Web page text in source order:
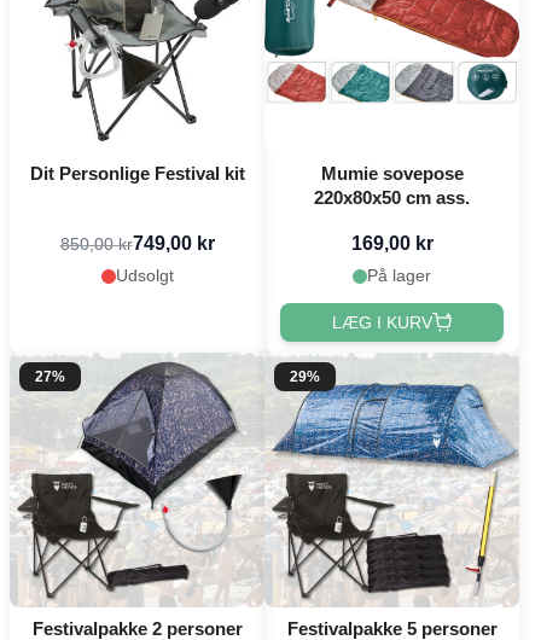
Dit Personlige Festival kit
850,00 kr749,00 kr
Udsolgt
Mumie sovepose
220x80x50 cm ass.
169,00 kr
På lager
LÆG I KURV
27%
Festivalpakke 2 personer
29%
Festivalpakke 5 personer